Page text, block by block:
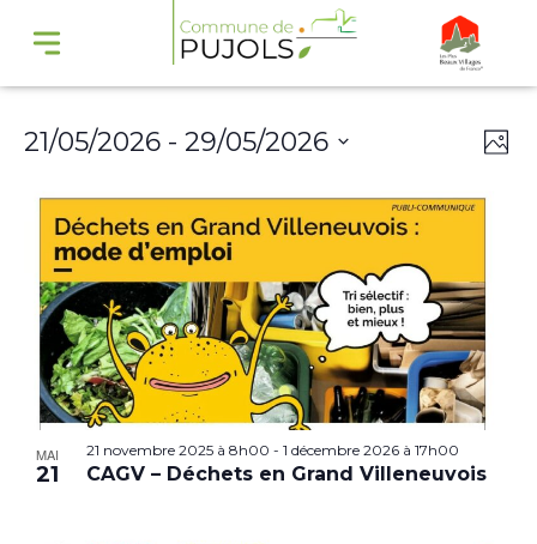
21/05/2026 - 29/05/2026
date.
MAI
21
21 novembre 2025 à 8h00 - 1 décembre 2026 à 17h00
CAGV – Déchets en Grand Villeneuvois